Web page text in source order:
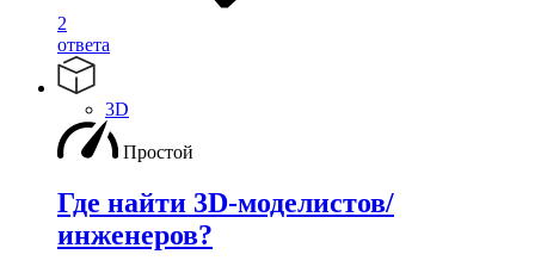
2
ответа
3D
Простой
Где найти 3D-моделистов/
инженеров?